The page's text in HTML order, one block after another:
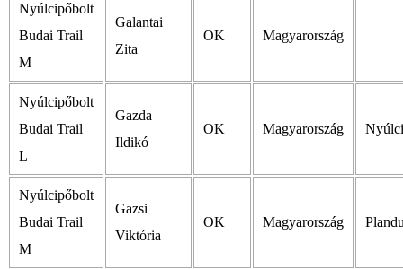
Nyúlcipőbolt
Budai Trail
M
Galantai
Zita
OK Magyarország
Nyúlcipőbolt
Budai Trail
L
Gazda
Ildikó
OK Magyarország
Nyúlcipőbolt
Budai Trail
M
Gazsi
Viktória
OK Magyarország